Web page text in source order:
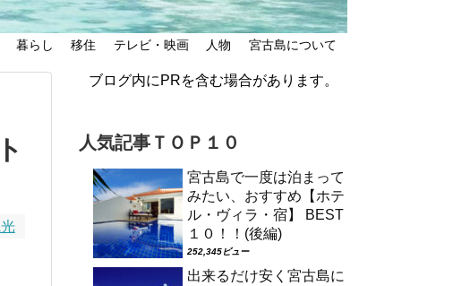
暮らし 移住 テレビ・映画 人物 宮古島について
ブログ内にPRを含む場合があります。
人気記事ＴＯＰ１０
宮古島で一度は泊まって
みたい、おすすめ【ホテ
ル・ヴィラ・宿】 BEST
１０！！(後編)
252,345ビュー
出来るだけ安く宮古島に